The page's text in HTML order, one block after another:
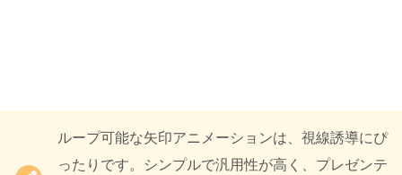
ループ可能な矢印アニメーションは、視線誘導にぴ
ったりです。シンプルで汎用性が高く、プレゼンテ